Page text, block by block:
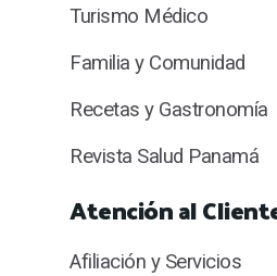
Turismo Médico
Familia y Comunidad
Recetas y Gastronomía
Revista Salud Panamá
Atención al
Afiliación y Servicios